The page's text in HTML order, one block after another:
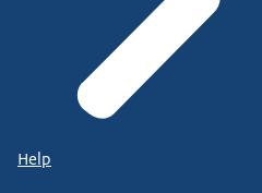
Help